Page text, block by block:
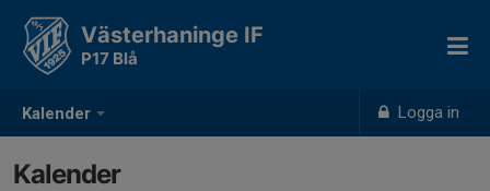
Kalender Logga in
Västerhaninge IF
P17 Blå
Kalender